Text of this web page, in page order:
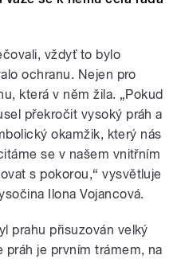
vždyť to bylo
ochranu. Nejen pro
která v něm žila. „Pokud
překročit vysoký práh a
okamžik, který nás
se v našem vnitřním
s pokorou,“ vysvětluje
Ilona Vojancová.
prahu přisuzován velký
práh je prvním trámem, na